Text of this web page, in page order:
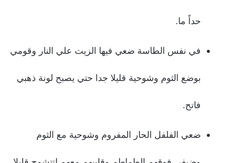
حداً ما.
في نفس الطاسة ضعي فيها الزيت علي النار وقومي
بوضع الثوم وشوحية قليلا جدا حتي يصبح لونة ذهبي
فاتح.
ضعي الفلفل الحار المفروم وشوحية مع الثوم